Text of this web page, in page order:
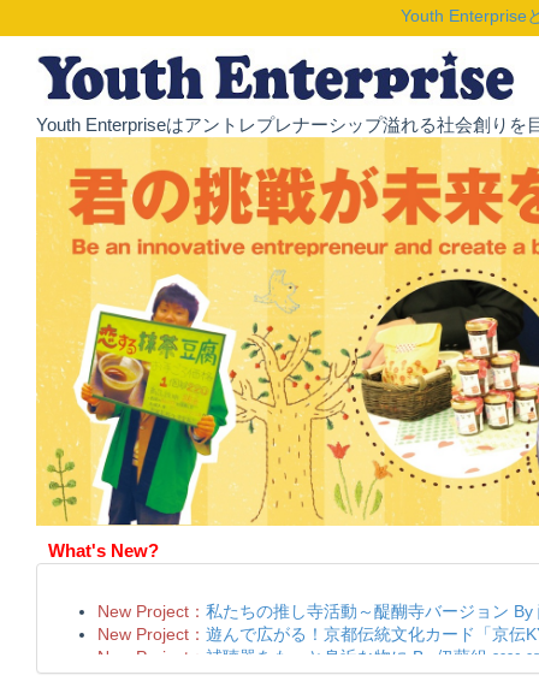
Youth Enterprise
Youth Enterpriseはアントレプレナーシップ溢れる社会創り
What's New?